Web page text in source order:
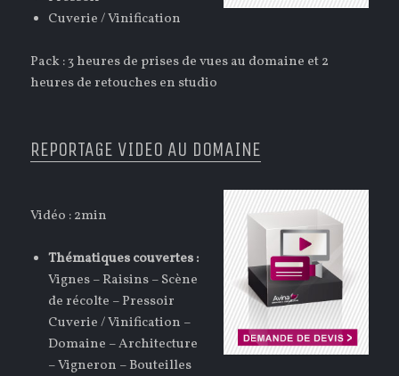
Cuverie / Vinification
Pack : 3 heures de prises de vues au domaine et 2
heures de retouches en studio
REPORTAGE VIDEO AU DOMAINE
Vidéo : 2min
Thématiques couvertes :
Vignes – Raisins – Scène
de récolte – Pressoir
Cuverie / Vinification –
Domaine – Architecture
– Vigneron – Bouteilles